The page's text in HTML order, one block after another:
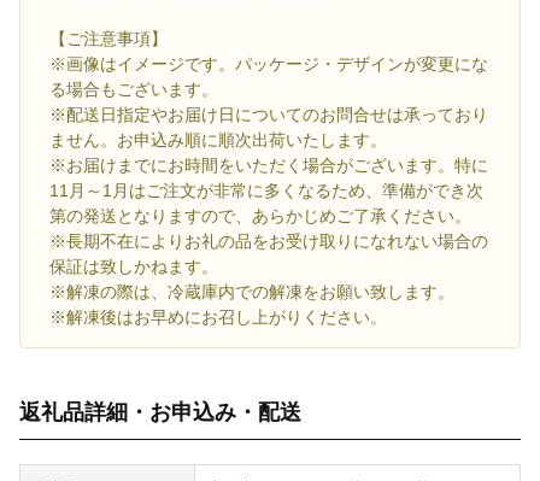
【ご注意事項】
※画像はイメージです。パッケージ・デザインが変更にな
る場合もございます。
※配送日指定やお届け日についてのお問合せは承っており
ません。お申込み順に順次出荷いたします。
※お届けまでにお時間をいただく場合がございます。特に
11月～1月はご注文が非常に多くなるため、準備ができ次
第の発送となりますので、あらかじめご了承ください。
※長期不在によりお礼の品をお受け取りになれない場合の
保証は致しかねます。
※解凍の際は、冷蔵庫内での解凍をお願い致します。
※解凍後はお早めにお召し上がりください。
返礼品詳細・お申込み・配送